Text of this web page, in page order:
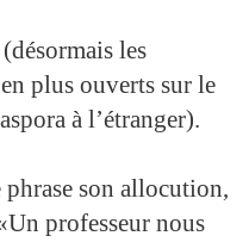
les
plus ouverts sur le
à l’étranger).
son allocution,
professeur nous